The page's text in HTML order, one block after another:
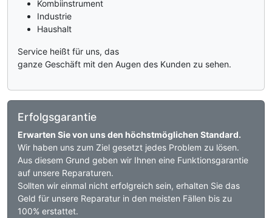
Kombiinstrument
Industrie
Haushalt
Service heißt für uns, das
ganze Geschäft mit den Augen des Kunden zu sehen.
Erfolgsgarantie
Erwarten Sie von uns den höchstmöglichen Standard.
Wir haben uns zum Ziel gesetzt jedes Problem zu lösen.
Aus diesem Grund geben wir Ihnen eine Funktionsgarantie
auf unsere Reparaturen.
Sollten wir einmal nicht erfolgreich sein, erhalten Sie das
Geld für unsere Reparatur in den meisten Fällen bis zu
100% erstattet.